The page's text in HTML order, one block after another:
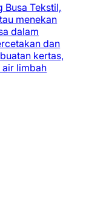
Busa Tekstil,
menekan
dalam
dan
kertas,
air limbah